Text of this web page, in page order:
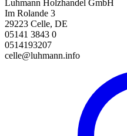
Luhmann Holzhandel GmbH
Im Rolande 3
29223 Celle, DE
05141 3843 0
0514193207
celle@luhmann.info